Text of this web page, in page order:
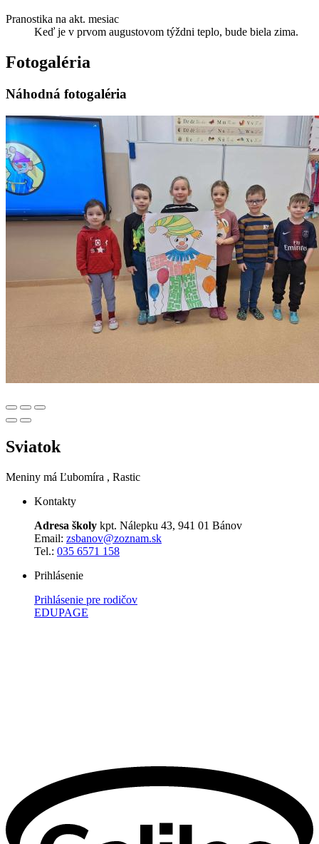
Pranostika na akt. mesiac
Keď je v prvom augustovom týždni teplo, bude biela zima.
Fotogaléria
Náhodná fotogaléria
Sviatok
Meniny má Ľubomíra , Rastic
Kontakty
Adresa školy kpt. Nálepku 43, 941 01 Bánov
Email: zsbanov@zoznam.sk
Tel.: 035 6571 158
Prihlásenie
Prihlásenie pre rodičov
EDUPAGE